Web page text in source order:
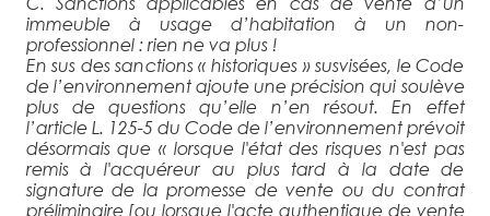
immeuble à usage d’habitation à un non-
professionnel : rien ne va plus !
En sus des sanctions « historiques » susvisées, le Code
de l’environnement ajoute une précision qui soulève
plus de questions qu’elle n’en résout. En effet
l’article L. 125-5 du Code de l’environnement prévoit
désormais que « lorsque l'état des risques n'est pas
remis à l'acquéreur au plus tard à la date de
signature de la promesse de vente ou du contrat
préliminaire [ou lorsque l'acte authentique de vente